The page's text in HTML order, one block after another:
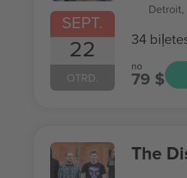
SEPT.
22
OTRD.
Detroit,
34
no
79 $
The